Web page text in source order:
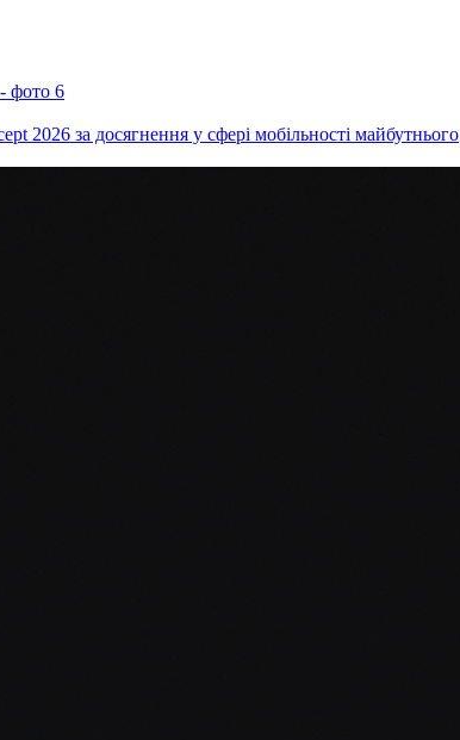
2026 за досягнення у сфері мобільності майбутнього